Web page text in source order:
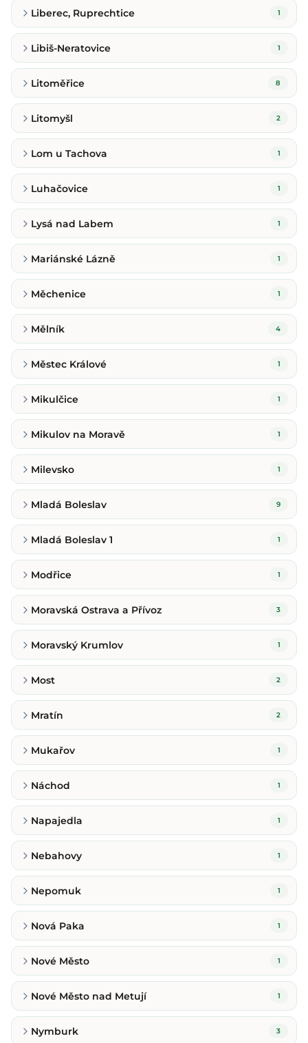
Liberec, Ruprechtice 1
Libiš-Neratovice 1
Litoměřice 8
Litomyšl 2
Lom u Tachova 1
Luhačovice 1
Lysá nad Labem 1
Mariánské Lázně 1
Měchenice 1
Mělník 4
Městec Králové 1
Mikulčice 1
Mikulov na Moravě 1
Milevsko 1
Mladá Boleslav 9
Mladá Boleslav 1 1
Modřice 1
Moravská Ostrava a Přívoz 3
Moravský Krumlov 1
Most 2
Mratín 2
Mukařov 1
Náchod 1
Napajedla 1
Nebahovy 1
Nepomuk 1
Nová Paka 1
Nové Město 1
Nové Město nad Metují 1
Nymburk 3